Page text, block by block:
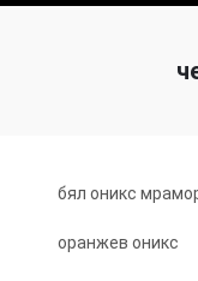
бял оникс
оранжев оникс